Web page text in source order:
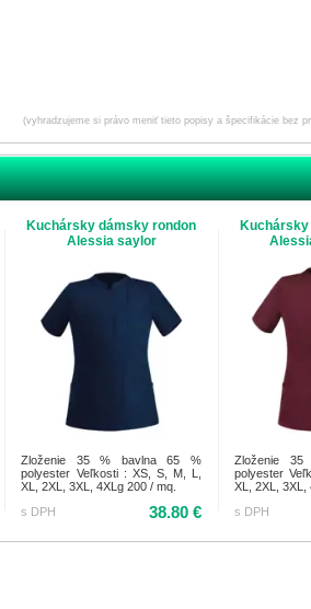
(vyhradzujeme si právo meniť tieto popisy a špecifikácie bez
Kuchársky dámsky rondon
Alessia saylor
Zloženie 35 % bavlna 65 %
polyester Veľkosti : XS, S, M, L,
XL, 2XL, 3XL, 4XLg 200 / mq.
s DPH
38.80 €
Zloženie
polyester
XL, 2XL, 3XL,
s DPH